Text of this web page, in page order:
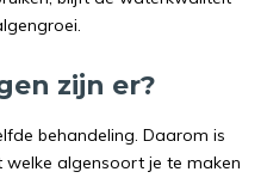
zijn er?
behandeling. Daarom is
algensoort je te maken